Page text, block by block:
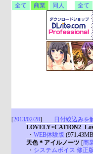
全て
商業 同人 全て
[2013/02/28]
日付絞込みを
LOVELY×CATION2 -
・ WEB体験版
天色＊アイルノーツ [商
・ システムボイス 修正